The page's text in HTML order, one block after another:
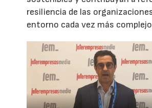
resiliencia de las
entorno cada vez más